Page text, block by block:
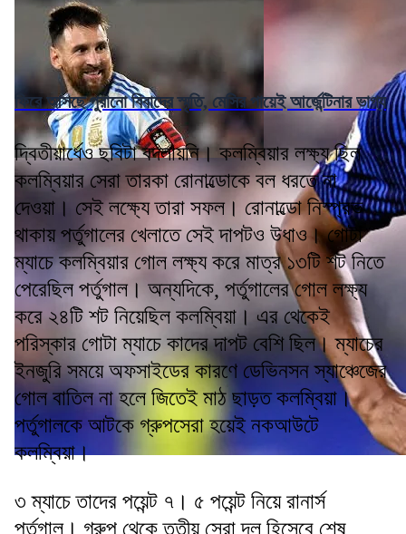
ফিরে আসছে পুরানো বিবাদের স্মৃতি, মেসির পায়েই আর্জেন্টিনার ভাগ্য
দ্বিতীয়ার্ধেও ছবিটা বদলায়নি। কলম্বিয়ার লক্ষ্য ছিল
কলম্বিয়ার সেরা তারকা রোনাল্ডোকে বল ধরতে না
দেওয়া। সেই লক্ষ্যে তারা সফল। রোনাল্ডো নিস্প্রভ
থাকায় পর্তুগালের খেলাতে সেই দাপটও উধাও। গোটা
ম্যাচে কলম্বিয়ার গোল লক্ষ্য করে মাত্র ১৩টি শট নিতে
পেরেছিল পর্তুগাল। অন্যদিকে, পর্তুগালের গোল লক্ষ্য
করে ২৪টি শট নিয়েছিল কলম্বিয়া। এর থেকেই
পরিস্কার গোটা ম্যাচে কাদের দাপট বেশি ছিল। ম্যাচের
ইনজুরি সময়ে অফসাইডের কারণে ডেভিনসন স্যাঞ্চেজের
গোল বাতিল না হলে জিতেই মাঠ ছাড়ত কলম্বিয়া।
পর্তুগালকে আটকে গ্রুপসেরা হয়েই নকআউটে
কলম্বিয়া।
৩ ম্যাচে তাদের পয়েন্ট ৭। ৫ পয়েন্ট নিয়ে রানার্স
পর্তুগাল। গ্রুপ থেকে তৃতীয় সেরা দল হিসেবে শেষ